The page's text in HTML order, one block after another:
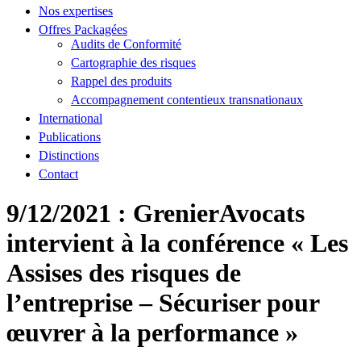
Nos expertises
Offres Packagées
Audits de Conformité
Cartographie des risques
Rappel des produits
Accompagnement contentieux transnationaux
International
Publications
Distinctions
Contact
9/12/2021 : GrenierAvocats
intervient à la conférence « Les
Assises des risques de
l’entreprise – Sécuriser pour
œuvrer à la performance »